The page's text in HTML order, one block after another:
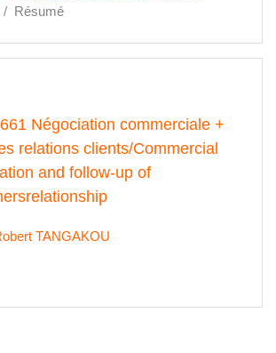
Résumé
Négociation commerciale +
relations clients/Commercial
and follow-up of
TANGAKOU